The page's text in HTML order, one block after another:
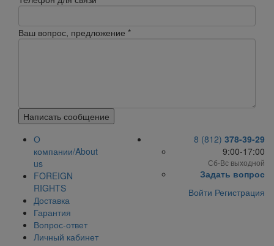
Ваш вопрос, предложение *
Написать сообщение
О
компании/About
us
FOREIGN
RIGHTS
Доставка
Гарантия
Вопрос-ответ
Личный кабинет
8 (812) 378-39-29
9:00-17:00
Сб-Вс выходной
Задать вопрос
Войти Регистрация